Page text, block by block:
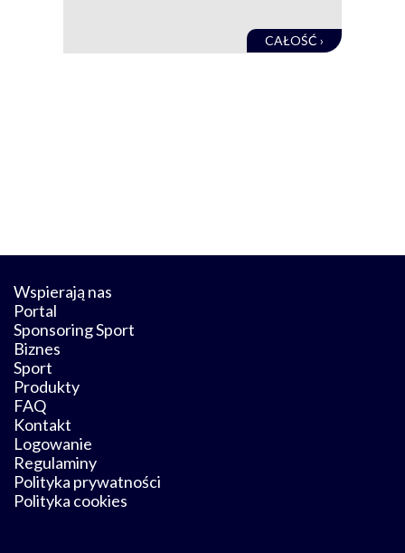
CAŁOŚĆ ›
Wspierają nas
Portal
Sponsoring Sport
Biznes
Sport
Produkty
FAQ
Kontakt
Logowanie
Regulaminy
Polityka prywatności
Polityka cookies